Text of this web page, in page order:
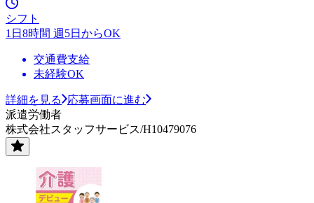
シフト
1日8時間 週5日からOK
交通費支給
未経験OK
詳細を見る
応募画面に進む
派遣労働者
株式会社スタッフサービス/H10479076